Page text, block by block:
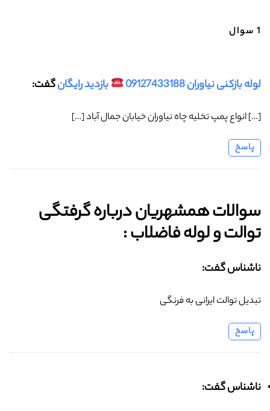
1 سوال
لوله بازکنی نیاوران 09127433188 بازدید رایگانگفت:
[…] انواع پمپ تخلیه چاه نیاوران خیابان جمال آباد […]
پاسخ
سوالات همشهریان درباره گرفتگی
توالت و لوله فاضلاب :‌
ناشناس گفت:
تبدیل توالت ایرانی به فرنگی
پاسخ
ناشناس گفت: